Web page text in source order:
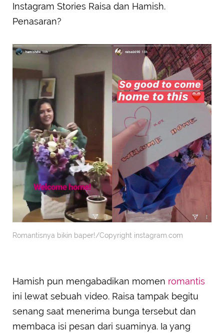
Instagram Stories Raisa dan Hamish.
Penasaran?
Romantisnya bikin baper!/Copyright instagram.com
Hamish pun mengabadikan momen romantis
ini lewat sebuah video. Raisa tampak begitu
senang saat menerima bunga tersebut dan
membaca isi pesan dari suaminya. Ia yang